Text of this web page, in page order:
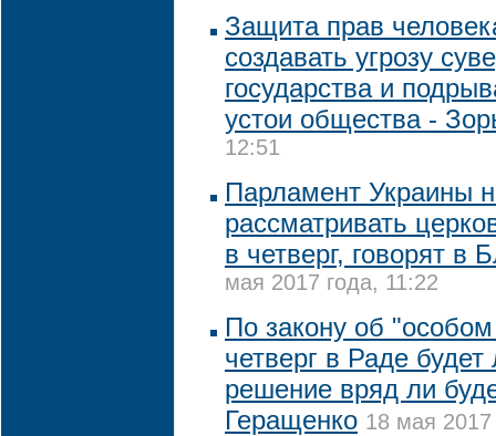
Защита прав
создавать угрозу
государства и
устои общества -
12:51
Парламент Украины
рассматривать
в четверг, говорят в
мая 2017 года, 11:22
По закону об
четверг в Раде
решение вряд ли
Геращенко 18 мая 2017